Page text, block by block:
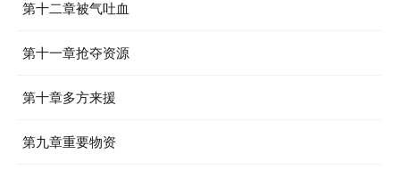
第十二章被气吐血
第十一章抢夺资源
第十章多方来援
第九章重要物资